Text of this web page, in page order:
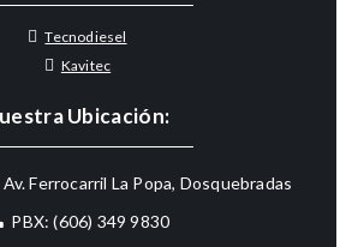
Tecnodiesel
Kavitec
Ubicación:
Ferrocarril La Popa, Dosquebradas
PBX: (606) 349 9830